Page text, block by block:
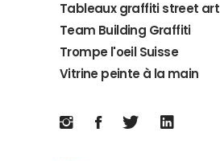
Tableaux graffiti street art
Team Building Graffiti
Trompe l'oeil Suisse
Vitrine peinte à la main